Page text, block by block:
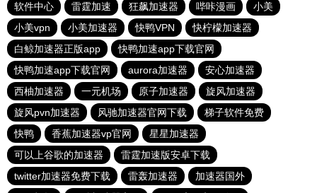
软件中心
雷霆加速 狂飙加速器 哔咔漫画
小美
小美vpn
小美加速器 快鸭VPN
快柠檬加速器
白鲸加速器正版app
快鸭加速app下载官网
快鸭加速app下载官网
aurora加速器
安心加速器
西柚加速器
一元机场 原子加速器
旋风加速器
旋风pvn加速器
风驰加速器官网下载
梯子软件免费
快鸭
香蕉加速器vp官网
星星加速器
可以上谷歌的加速器
雷霆加速版安卓下载
twitter加速器免费下载
雷轰加速器
加速器国外